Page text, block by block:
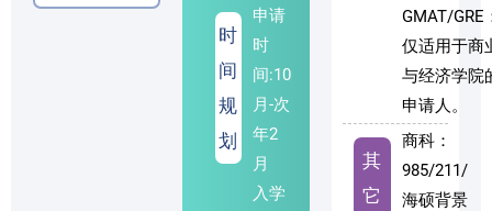
时
间
规
划
申请
时
间:10
月-次
年2
月
入学
GMAT/GRE
仅适用于商
与经济学院
申请人。
其
它
商科：
985/211/
海硕背景